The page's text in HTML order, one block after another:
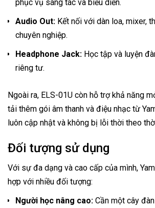
phục vụ sáng tác và biểu diễn.
Audio Out: Kết nối với dàn loa, mixer,
chuyên nghiệp.
Headphone Jack: Học tập và luyện
riêng tư.
Ngoài ra, ELS-01U còn hỗ trợ khả năng
tải thêm gói âm thanh và điệu nhạc từ
luôn cập nhật và không bị lỗi thời theo
Đối tượng sử dụng
Với sự đa dạng và cao cấp của mình,
hợp với nhiều đối tượng:
Người học nâng cao: Cần một cây